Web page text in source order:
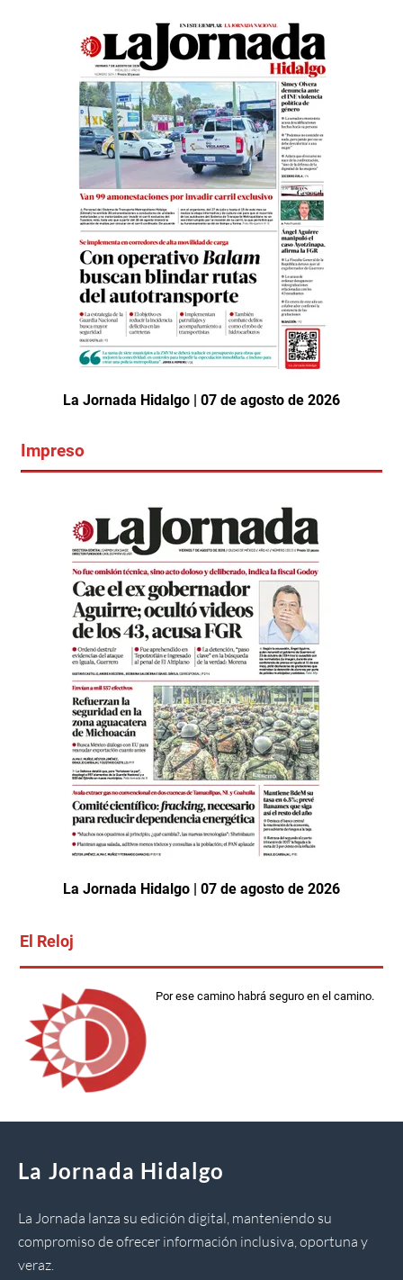
La Jornada Hidalgo | 07 de agosto de 2026
Impreso
La Jornada Hidalgo | 07 de agosto de 2026
El Reloj
Por ese camino habrá seguro en el camino.
La Jornada Hidalgo
La Jornada lanza su edición digital, manteniendo su
compromiso de ofrecer información inclusiva, oportuna y
veraz.